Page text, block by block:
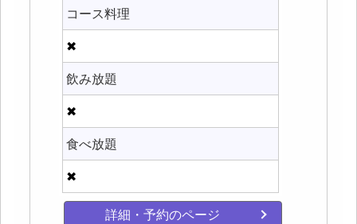
コース料理
✖
飲み放題
✖
食べ放題
✖
詳細・予約のページ